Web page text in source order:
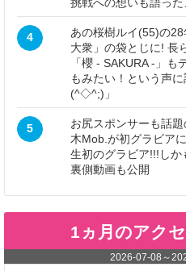
4
あの桜樹ルイ(55)の
大衆」の袋とじに! 長
「櫻 - SAKURA -」
もみたい！という声
(^◇^;)」
5
お尻スポンサーも話
木Mob.が初グラビア
生初のグラビア!!!し
裏側動画も公開
1ヵ月のアク
2026-07-08 ～